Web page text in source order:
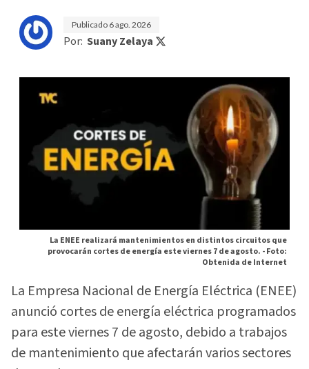
Publicado 6 ago. 2026
Por: Suany Zelaya
La ENEE realizará mantenimientos en distintos circuitos que
provocarán cortes de energía este viernes 7 de agosto. -Foto:
Obtenida de Internet
La Empresa Nacional de Energía Eléctrica (ENEE)
anunció cortes de energía eléctrica programados
para este viernes 7 de agosto, debido a trabajos
de mantenimiento que afectarán varios sectores